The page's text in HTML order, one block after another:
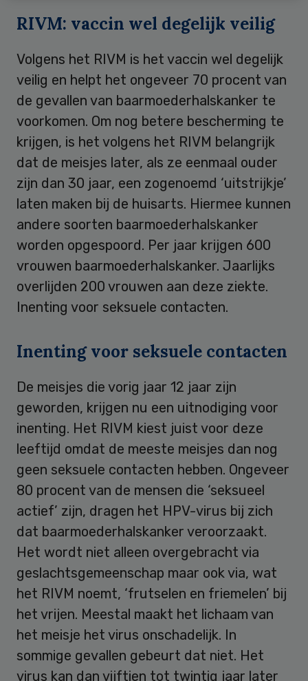
RIVM: vaccin wel degelijk veilig
Volgens het RIVM is het vaccin wel degelijk
veilig en helpt het ongeveer 70 procent van
de gevallen van baarmoederhalskanker te
voorkomen. Om nog betere bescherming te
krijgen, is het volgens het RIVM belangrijk
dat de meisjes later, als ze eenmaal ouder
zijn dan 30 jaar, een zogenoemd ‘uitstrijkje’
laten maken bij de huisarts. Hiermee kunnen
andere soorten baarmoederhalskanker
worden opgespoord. Per jaar krijgen 600
vrouwen baarmoederhalskanker. Jaarlijks
overlijden 200 vrouwen aan deze ziekte.
Inenting voor seksuele contacten.
Inenting voor seksuele contacten
De meisjes die vorig jaar 12 jaar zijn
geworden, krijgen nu een uitnodiging voor
inenting. Het RIVM kiest juist voor deze
leeftijd omdat de meeste meisjes dan nog
geen seksuele contacten hebben. Ongeveer
80 procent van de mensen die ‘seksueel
actief’ zijn, dragen het HPV-virus bij zich
dat baarmoederhalskanker veroorzaakt.
Het wordt niet alleen overgebracht via
geslachtsgemeenschap maar ook via, wat
het RIVM noemt, ‘frutselen en friemelen’ bij
het vrijen. Meestal maakt het lichaam van
het meisje het virus onschadelijk. In
sommige gevallen gebeurt dat niet. Het
virus kan dan vijftien tot twintig jaar later